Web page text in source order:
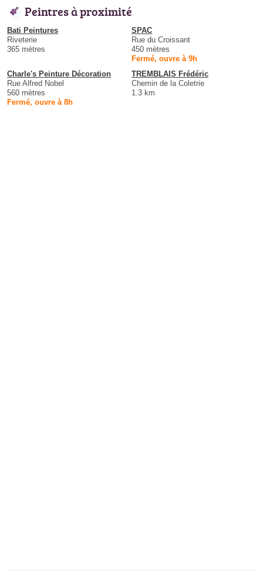
Peintres à proximité
Bati Peintures
Riveterie
365 mètres
SPAC
Rue du Croissant
450 mètres
Fermé, ouvre à 9h
Charle's Peinture Décoration
Rue Alfred Nobel
560 mètres
Fermé, ouvre à 8h
TREMBLAIS Frédéric
Chemin de la Coletrie
1.3 km